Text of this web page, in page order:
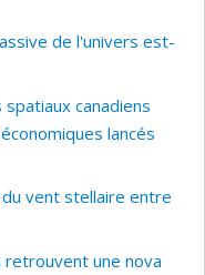
de l'univers est-
canadiens
lancés
vent stellaire entre
une nova